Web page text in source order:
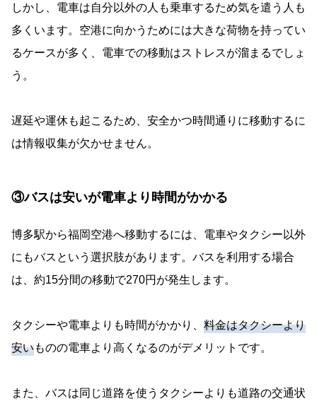
しかし、電車は自分以外の人も乗車するため気を遣う人も
多くいます。空港に向かうためには大きな荷物を持ってい
るケースが多く、電車での移動はストレスが溜まるでしょ
う。
遅延や運休も起こるため、安全かつ時間通りに移動するに
は情報収集が欠かせません。
③バスは安いが電車より時間がかかる
博多駅から福岡空港へ移動するには、電車やタクシー以外
にもバスという選択肢があります。バスを利用する場合
は、約15分間の移動で270円が発生します。
タクシーや電車よりも時間がかかり、 料金はタクシーより
安いものの電車より高くなるのがデメリットです。
また、バスは同じ道路を使うタクシーよりも道路の交通状